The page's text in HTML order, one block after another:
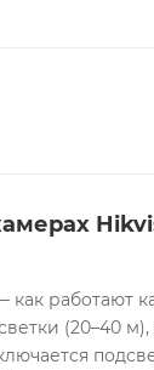
работают
(20–40